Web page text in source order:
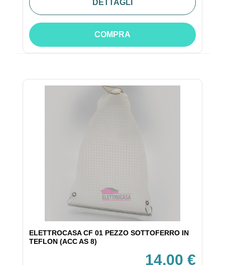
DETTAGLI
COMPRA
ELETTROCASA CF 01 PEZZO SOTTOFERRO IN
TEFLON (ACC AS 8)
14,00 €